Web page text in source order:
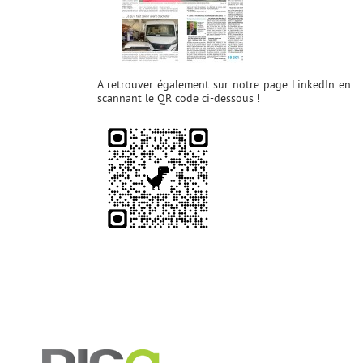
A retrouver également sur notre page LinkedIn en
scannant le QR code ci-dessous !